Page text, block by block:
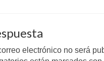
electrónico no será